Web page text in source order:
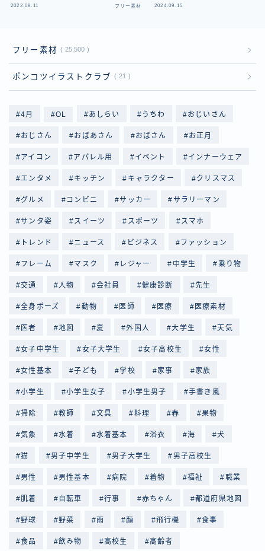
Follow Me
2022.08.11 フリー素材 2024.09.15
フリー素材 25,500
ポンコツイラストクラブ 21
4月 OL あしらい うちわ おじいさん
おじさん おばあさん おばさん お正月
アイコン アパレル用 イベント インナーウェア
エンタメ キッチン キャラクター クリスマス
グルメ コンビニ サッカー サラリーマン
サンタ姿 スイーツ スポーツ スマホ
トレンド ニュース ビジネス ファッション
フレーム マスク レジャー 中学生 乗り物
交通 人物 会社員 健康診断 先生
全身ポーズ 動物 医師 医療 医療素材
医者 地図 夏 外国人 大学生 天気
女子中学生 女子大学生 女子高校生 女性
女性基本 子ども 学校 家事 家族
小学生 小学生女子 小学生男子 手書き風
掃除 教師 文具 料理 春 果物
気象 水着 水着基本 浴衣 海 犬
猫 男子中学生 男子大学生 男子高校生
男性 男性基本 病院 着物 福祉 職業
肌着 自転車 行事 赤ちゃん 都道府県地図
野球 野菜 雨 顔 飛行機 食事
食品 飲み物 高校生 高齢者